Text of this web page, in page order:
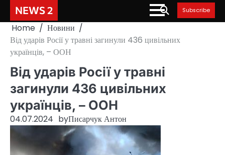
content
NEWS 2 Subscribe
Home
Новини
Від ударів Росії у травні загинули 436 цивільних
українців, – ООН
Від ударів Росії у травні
загинули 436 цивільних
українців, – ООН
04.07.2024 byПисарчук Антон